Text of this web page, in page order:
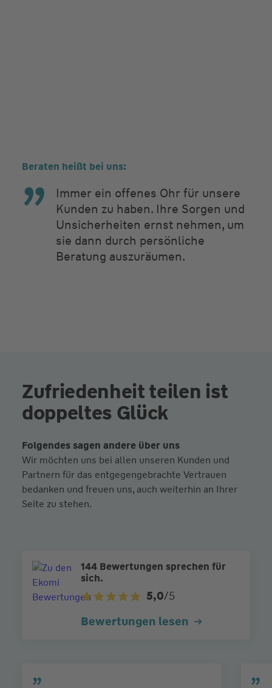
Beraten heißt bei uns:
Immer ein offenes Ohr für unsere
Kunden zu haben. Ihre Sorgen und
Unsicherheiten ernst nehmen, um
sie dann durch persönliche
Beratung auszuräumen.
Zufriedenheit teilen ist
doppeltes Glück
Folgendes sagen andere über uns
Wir möchten uns bei allen unseren Kunden und
Partnern für das entgegengebrachte Vertrauen
bedanken und freuen uns, auch weiterhin an Ihrer
Seite zu stehen.
144 Bewertungen sprechen für
sich.
5,0/5
Bewertungen lesen